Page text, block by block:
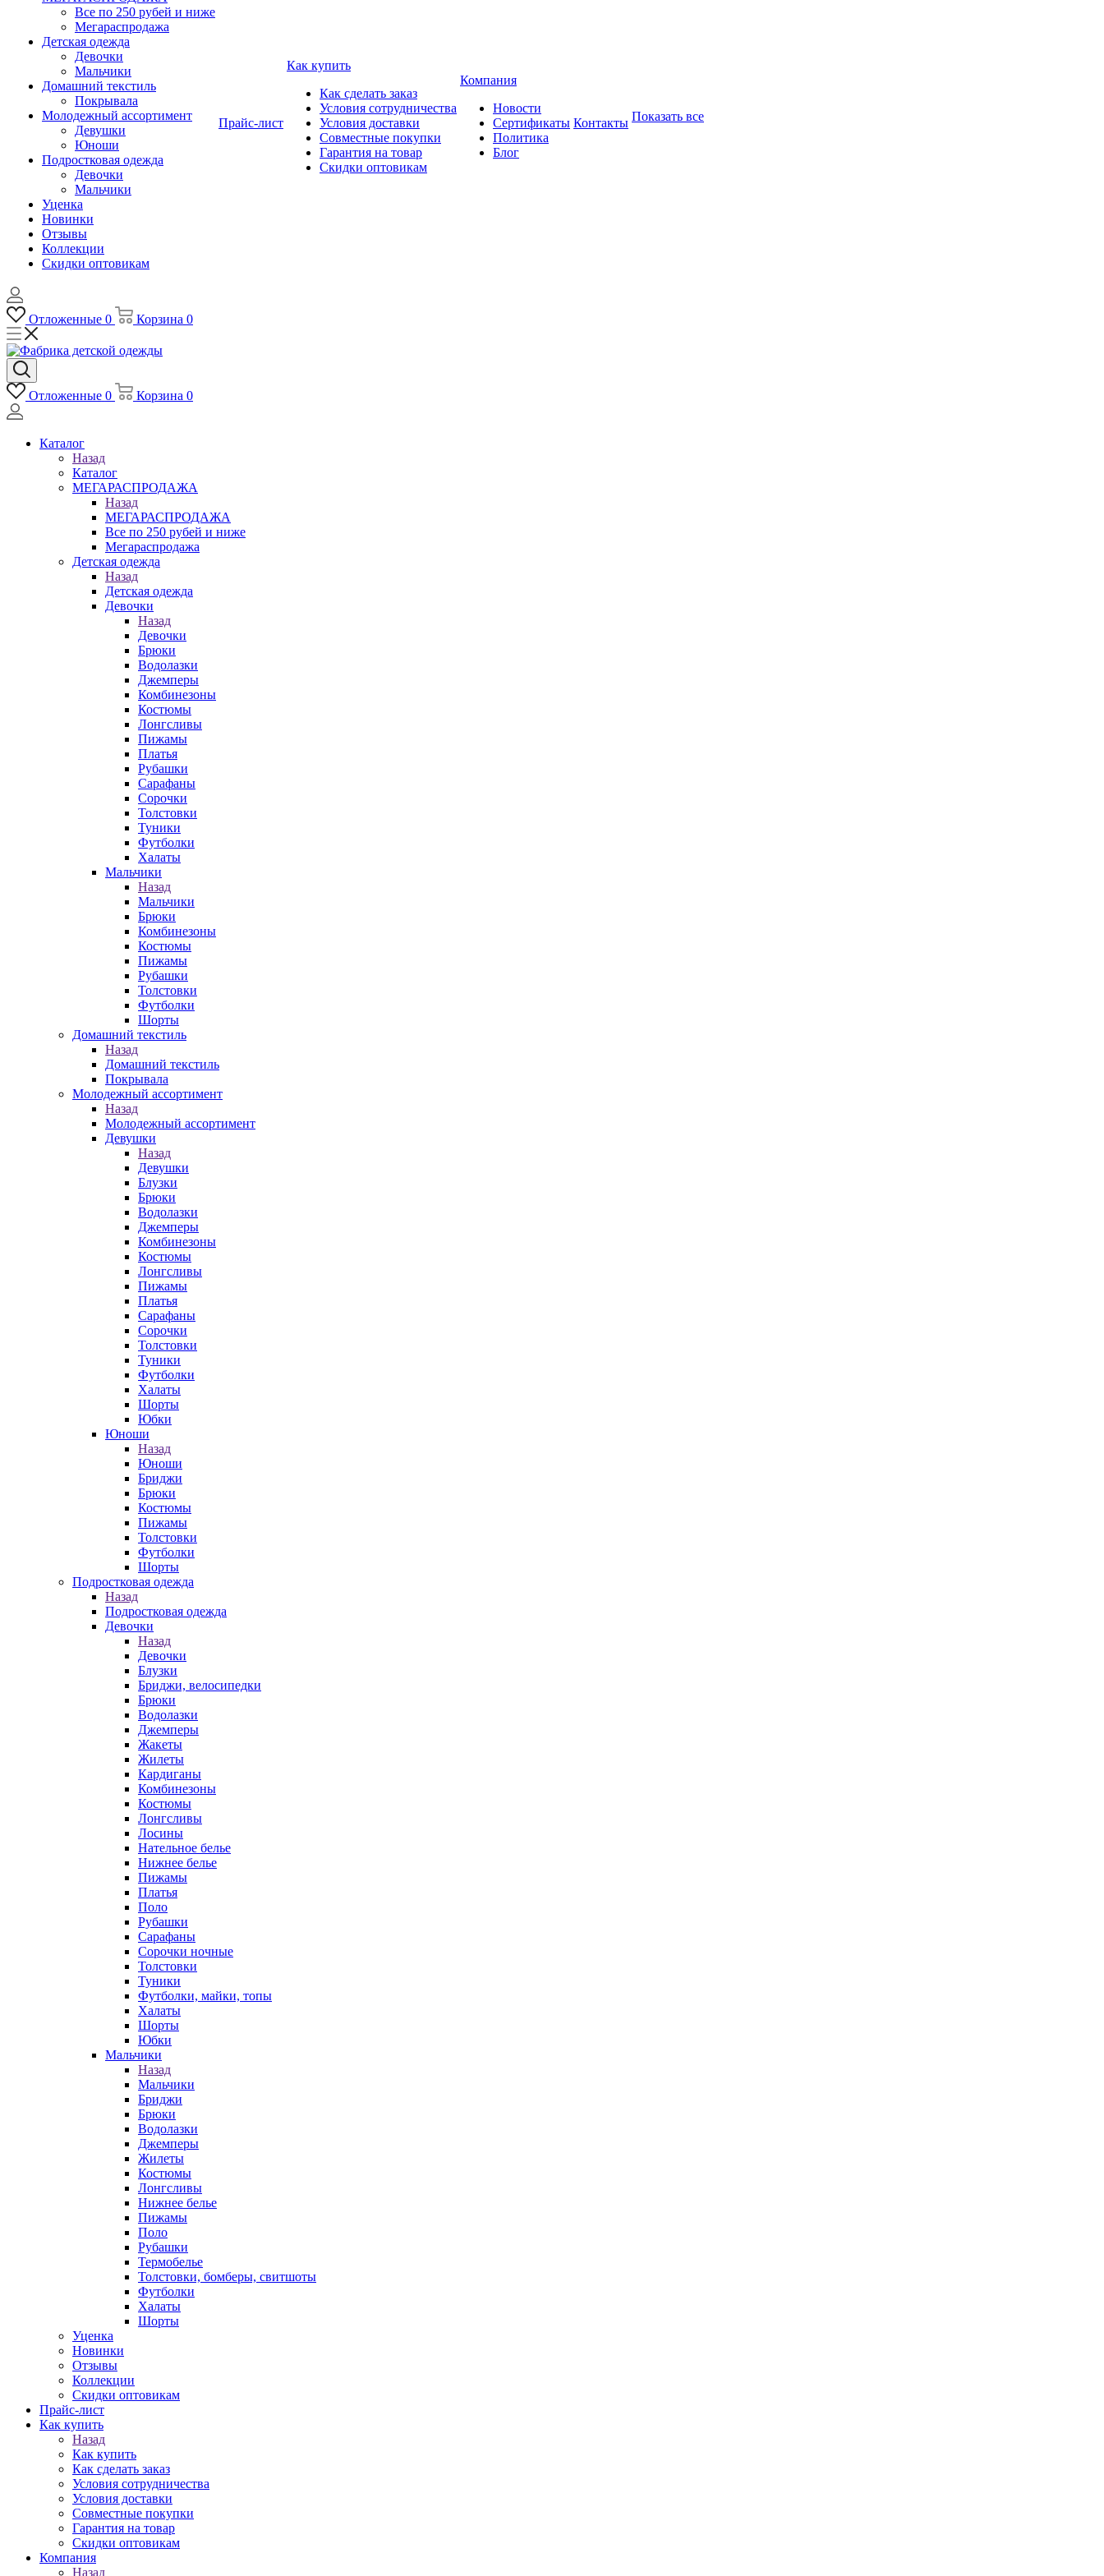
Все по 250 рубей и ниже
Мегараспродажа
Детская одежда
Девочки
Мальчики
Домашний текстиль
Покрывала
Молодежный ассортимент
Девушки
Юноши
Подростковая одежда
Девочки
Мальчики
Уценка
Новинки
Отзывы
Коллекции
Скидки оптовикам
Прайс-лист
Как купить
Как сделать заказ
Условия сотрудничества
Условия доставки
Совместные покупки
Гарантия на товар
Скидки оптовикам
Компания
Новости
Сертификаты
Политика
Блог
Контакты Показать все
Отложенные 0 Корзина 0
Отложенные 0 Корзина 0
Каталог
Назад
Каталог
МЕГАРАСПРОДАЖА
Назад
МЕГАРАСПРОДАЖА
Все по 250 рубей и ниже
Мегараспродажа
Детская одежда
Назад
Детская одежда
Девочки
Назад
Девочки
Брюки
Водолазки
Джемперы
Комбинезоны
Костюмы
Лонгсливы
Пижамы
Платья
Рубашки
Сарафаны
Сорочки
Толстовки
Туники
Футболки
Халаты
Мальчики
Назад
Мальчики
Брюки
Комбинезоны
Костюмы
Пижамы
Рубашки
Толстовки
Футболки
Шорты
Домашний текстиль
Назад
Домашний текстиль
Покрывала
Молодежный ассортимент
Назад
Молодежный ассортимент
Девушки
Назад
Девушки
Блузки
Брюки
Водолазки
Джемперы
Комбинезоны
Костюмы
Лонгсливы
Пижамы
Платья
Сарафаны
Сорочки
Толстовки
Туники
Футболки
Халаты
Шорты
Юбки
Юноши
Назад
Юноши
Бриджи
Брюки
Костюмы
Пижамы
Толстовки
Футболки
Шорты
Подростковая одежда
Назад
Подростковая одежда
Девочки
Назад
Девочки
Блузки
Бриджи, велосипедки
Брюки
Водолазки
Джемперы
Жакеты
Жилеты
Кардиганы
Комбинезоны
Костюмы
Лонгсливы
Лосины
Нательное белье
Нижнее белье
Пижамы
Платья
Поло
Рубашки
Сарафаны
Сорочки ночные
Толстовки
Туники
Футболки, майки, топы
Халаты
Шорты
Юбки
Мальчики
Назад
Мальчики
Бриджи
Брюки
Водолазки
Джемперы
Жилеты
Костюмы
Лонгсливы
Нижнее белье
Пижамы
Поло
Рубашки
Термобелье
Толстовки, бомберы, свитшоты
Футболки
Халаты
Шорты
Уценка
Новинки
Отзывы
Коллекции
Скидки оптовикам
Прайс-лист
Как купить
Назад
Как купить
Как сделать заказ
Условия сотрудничества
Условия доставки
Совместные покупки
Гарантия на товар
Скидки оптовикам
Компания
Назад